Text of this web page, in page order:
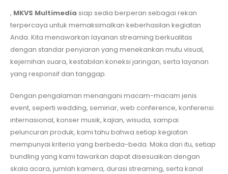
, MKVS Multimedia siap sedia berperan sebagai rekan
terpercaya untuk memaksimalkan keberhasilan kegiatan
Anda. Kita menawarkan layanan streaming berkualitas
dengan standar penyiaran yang menekankan mutu visual,
kejernihan suara, kestabilan koneksi jaringan, serta layanan
yang responsif dan tanggap.
Dengan pengalaman menangani macam-macam jenis
event, seperti wedding, seminar, web conference, konferensi
internasional, konser musik, kajian, wisuda, sampai
peluncuran produk, kami tahu bahwa setiap kegiatan
mempunyai kriteria yang berbeda-beda. Maka dari itu, setiap
bundling yang kami tawarkan dapat disesuaikan dengan
skala acara, jumlah kamera, durasi streaming, serta kanal